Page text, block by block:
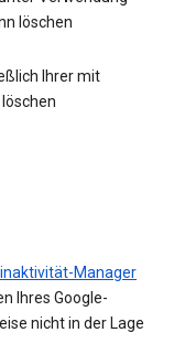
löschen
Ihrer mit
Manager
Ihres Google-
nicht in der Lage